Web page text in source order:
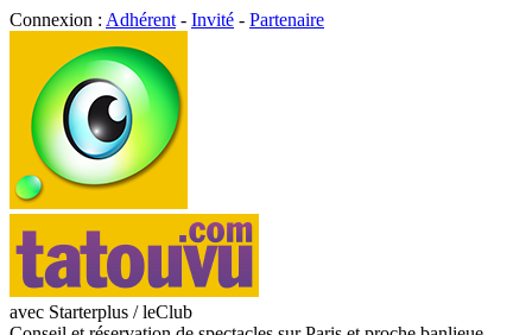
Connexion : Adhérent - Invité - Partenaire
avec Starterplus / leClub